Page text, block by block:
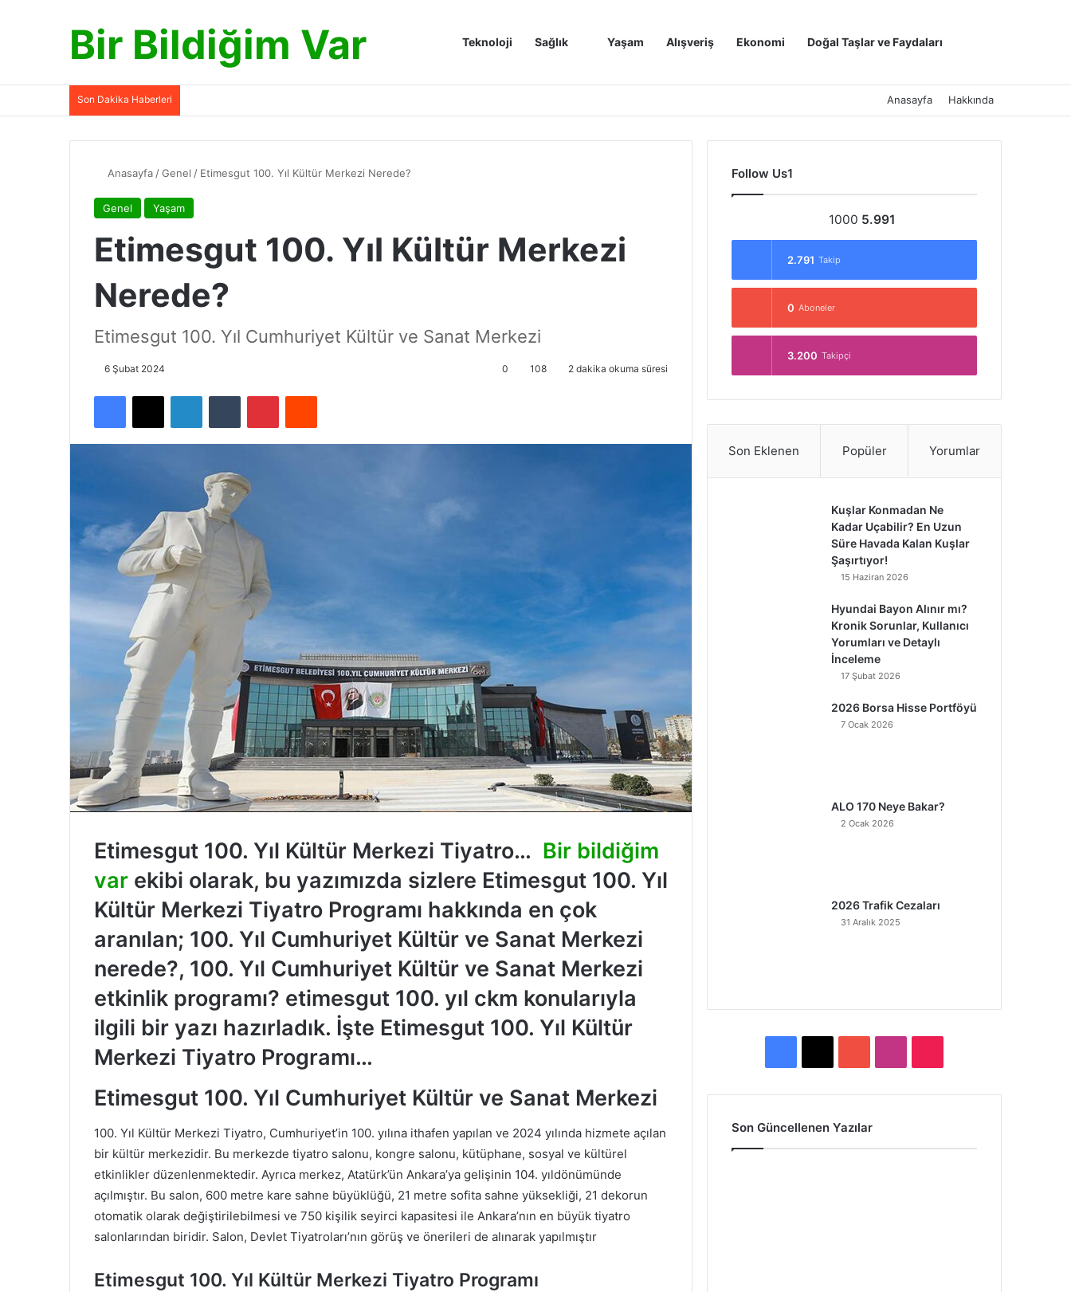
Bir Bildiğim Var Anasayfa
Teknoloji Sağlık Yaşam Alışveriş Ekonomi Doğal Taşlar ve Faydaları
Son Dakika Haberleri Anasayfa Hakkında
Anasayfa /Genel / Etimesgut 100. Yıl Kültür Merkezi Nerede?
Genel Yaşam
Etimesgut 100. Yıl Kültür Merkezi
Nerede?
Etimesgut 100. Yıl Cumhuriyet Kültür ve Sanat Merkezi
6 Şubat 2024 0 108 2 dakika okuma süresi
Etimesgut 100. Yıl Kültür Merkezi Tiyatro… Bir bildiğim
var ekibi olarak, bu yazımızda sizlere Etimesgut 100. Yıl
Kültür Merkezi Tiyatro Programı hakkında en çok
aranılan; 100. Yıl Cumhuriyet Kültür ve Sanat Merkezi
nerede?, 100. Yıl Cumhuriyet Kültür ve Sanat Merkezi
etkinlik programı? etimesgut 100. yıl ckm konularıyla
ilgili bir yazı hazırladık. İşte Etimesgut 100. Yıl Kültür
Merkezi Tiyatro Programı…
Etimesgut 100. Yıl Cumhuriyet Kültür ve Sanat Merkezi
100. Yıl Kültür Merkezi Tiyatro, Cumhuriyet’in 100. yılına ithafen yapılan ve 2024 yılında hizmete açılan
bir kültür merkezidir. Bu merkezde tiyatro salonu, kongre salonu, kütüphane, sosyal ve kültürel
etkinlikler düzenlenmektedir. Ayrıca merkez, Atatürk’ün Ankara’ya gelişinin 104. yıldönümünde
açılmıştır. Bu salon, 600 metre kare sahne büyüklüğü, 21 metre sofita sahne yüksekliği, 21 dekorun
otomatik olarak değiştirilebilmesi ve 750 kişilik seyirci kapasitesi ile Ankara’nın en büyük tiyatro
salonlarından biridir. Salon, Devlet Tiyatroları’nın görüş ve önerileri de alınarak yapılmıştır
Etimesgut 100. Yıl Kültür Merkezi Tiyatro Programı
Follow Us1
1000 5.991
2.791 Takip
0 Aboneler
3.200 Takipçi
Son Eklenen Popüler Yorumlar
Kuşlar Konmadan Ne
Kadar Uçabilir? En Uzun
Süre Havada Kalan Kuşlar
Şaşırtıyor!
15 Haziran 2026
Hyundai Bayon Alınır mı?
Kronik Sorunlar, Kullanıcı
Yorumları ve Detaylı
İnceleme
17 Şubat 2026
2026 Borsa Hisse Portföyü
7 Ocak 2026
ALO 170 Neye Bakar?
2 Ocak 2026
2026 Trafik Cezaları
31 Aralık 2025
e
T
t
T
Son Güncellenen Yazılar